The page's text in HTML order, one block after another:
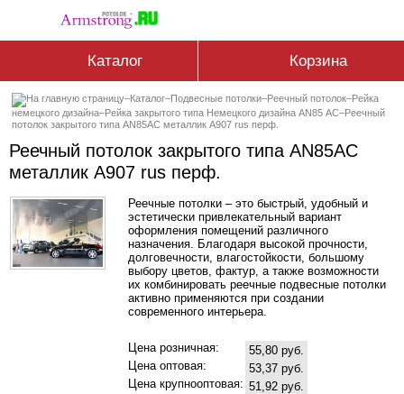
Каталог Корзина
–Каталог–Подвесные потолки–Реечный потолок–Рейка
немецкого дизайна–Рейка закрытого типа Немецкого дизайна АN85 АС–Реечный
потолок закрытого типа AN85AС металлик А907 rus перф.
Реечный потолок закрытого типа AN85AС
металлик А907 rus перф.
Реечные потолки – это быстрый, удобный и
эстетически привлекательный вариант
оформления помещений различного
назначения. Благодаря высокой прочности,
долговечности, влагостойкости, большому
выбору цветов, фактур, а также возможности
их комбинировать реечные подвесные потолки
активно применяются при создании
современного интерьера.
Цена розничная:
55,80 руб.
Цена оптовая:
53,37 руб.
Цена крупнооптовая: 51,92 руб.